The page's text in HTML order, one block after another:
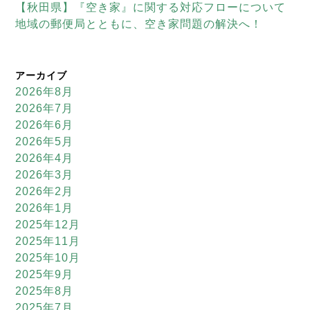
【秋田県】『空き家』に関する対応フローについて
地域の郵便局とともに、空き家問題の解決へ！
アーカイブ
2026年8月
2026年7月
2026年6月
2026年5月
2026年4月
2026年3月
2026年2月
2026年1月
2025年12月
2025年11月
2025年10月
2025年9月
2025年8月
2025年7月